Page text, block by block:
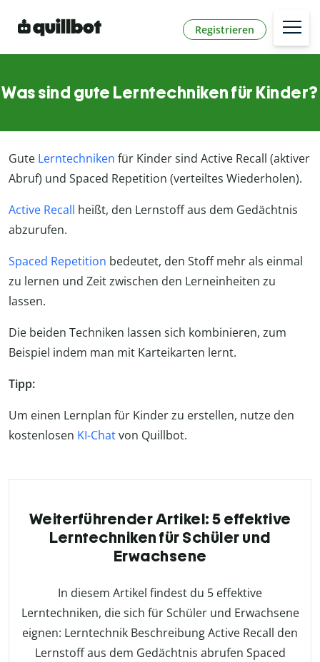
Registrieren
Was sind gute Lerntechniken für Kinder?
Gute Lerntechniken für Kinder sind Active Recall (aktiver
Abruf) und Spaced Repetition (verteiltes Wiederholen).
Active Recall heißt, den Lernstoff aus dem Gedächtnis
abzurufen.
Spaced Repetition bedeutet, den Stoff mehr als einmal
zu lernen und Zeit zwischen den Lerneinheiten zu
lassen.
Die beiden Techniken lassen sich kombinieren, zum
Beispiel indem man mit Karteikarten lernt.
Tipp:
Um einen Lernplan für Kinder zu erstellen, nutze den
kostenlosen KI-Chatvon Quillbot.
Weiterführender Artikel: 5 effektive
Lerntechniken für Schüler und
Erwachsene
In diesem Artikel findest du 5 effektive
Lerntechniken, die sich für Schüler und Erwachsene
eignen: Lerntechnik Beschreibung Active Recall den
Lernstoff aus dem Gedächtnis abrufen Spaced